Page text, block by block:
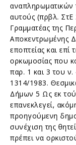
αναπληρωματικών
αυτούς (πρβλ. ΣτΕ
Γραμματέας της
Αποκεντρωμένης
εποπτείας και επί
ορκωμοσίας που
παρ. 1 και 3 του
1314/1983.
Δήμων 5 Ως εκ
επανεκλεγεί,
προηγούμενη
συνέχιση της
πρέπει να